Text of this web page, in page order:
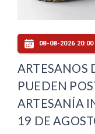
08-08-2026 20:00
ARTESANOS
PUEDEN
ARTESANÍA
19 DE